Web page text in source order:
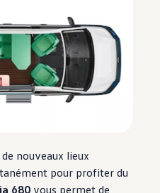
nouveaux lieux
pour profiter du
680 vous permet de